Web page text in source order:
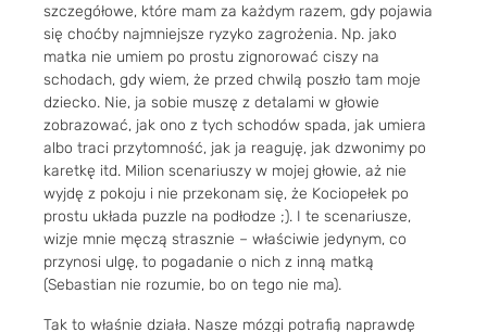
szczegółowe, które mam za każdym razem, gdy pojawia
się choćby najmniejsze ryzyko zagrożenia. Np. jako
matka nie umiem po prostu zignorować ciszy na
schodach, gdy wiem, że przed chwilą poszło tam moje
dziecko. Nie, ja sobie muszę z detalami w głowie
zobrazować, jak ono z tych schodów spada, jak umiera
albo traci przytomność, jak ja reaguję, jak dzwonimy po
karetkę itd. Milion scenariuszy w mojej głowie, aż nie
wyjdę z pokoju i nie przekonam się, że Kociopełek po
prostu układa puzzle na podłodze ;). I te scenariusze,
wizje mnie męczą strasznie – właściwie jedynym, co
przynosi ulgę, to pogadanie o nich z inną matką
(Sebastian nie rozumie, bo on tego nie ma).
Tak to właśnie działa. Nasze mózgi potrafią naprawdę